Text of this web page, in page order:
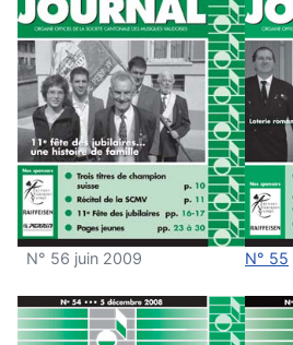
N° 56 juin 2009 N° 55